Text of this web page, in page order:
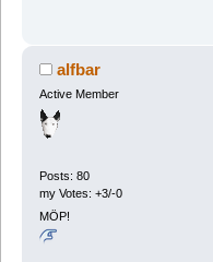
alfbar
Active Member
Posts: 80
my Votes: +3/-0
MÖP!